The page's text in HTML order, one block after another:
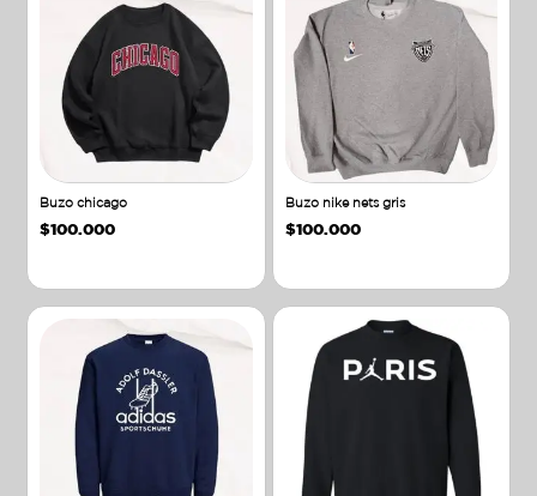
Buzo chicago
$100.000
Buzo nike nets gris
$100.000